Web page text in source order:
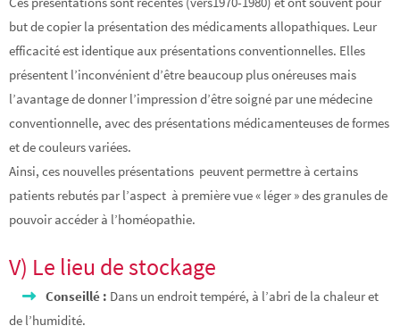
but de copier la présentation des médicaments allopathiques. Leur
efficacité est identique aux présentations conventionnelles. Elles
présentent l’inconvénient d’être beaucoup plus onéreuses mais
l’avantage de donner l’impression d’être soigné par une médecine
conventionnelle, avec des présentations médicamenteuses de formes
et de couleurs variées.
Ainsi, ces nouvelles présentations peuvent permettre à certains
patients rebutés par l’aspect à première vue « léger » des granules de
pouvoir accéder à l’homéopathie.
V) Le lieu de stockage
Conseillé : Dans un endroit tempéré, à l’abri de la chaleur et
de l’humidité.